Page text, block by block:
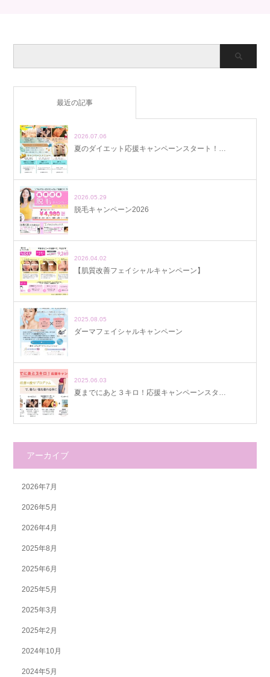
最近の記事
2026.07.06
夏のダイエット応援キャンペーンスタート！…
2026.05.29
脱毛キャンペーン2026
2026.04.02
【肌質改善フェイシャルキャンペーン】
2025.08.05
ダーマフェイシャルキャンペーン
2025.06.03
夏までにあと３キロ！応援キャンペーンスタ…
アーカイブ
2026年7月
2026年5月
2026年4月
2025年8月
2025年6月
2025年5月
2025年3月
2025年2月
2024年10月
2024年5月